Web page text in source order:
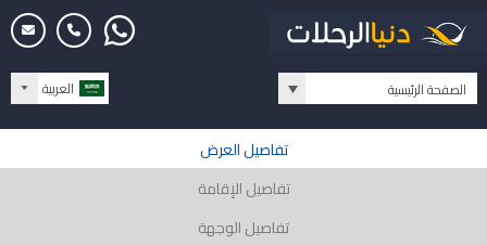
العربية الصفحة الرئيسية
تفاصيل العرض
تفاصيل الإقامة
تفاصيل الوجهة